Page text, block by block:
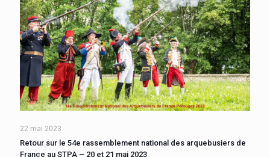
22 mai 2023
Retour sur le 54e rassemblement national des arquebusiers de
France au STPA – 20 et 21 mai 2023